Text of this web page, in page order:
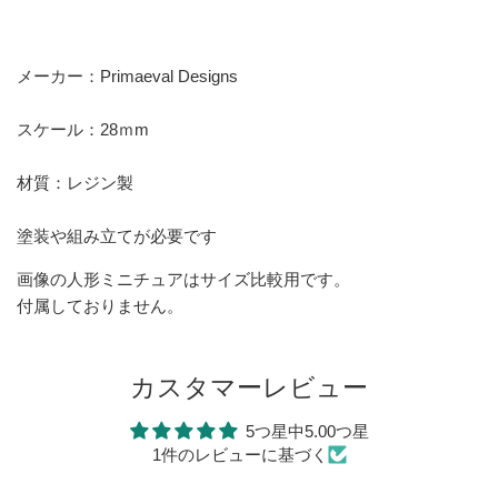
メーカー：Primaeval Designs
スケール：28ｍm
材質：レジン製
塗装や組み立てが必要です
画像の人形ミニチュアはサイズ比較用です。
付属しておりません。
カスタマーレビュー
5つ星中5.00つ星
1件のレビューに基づく